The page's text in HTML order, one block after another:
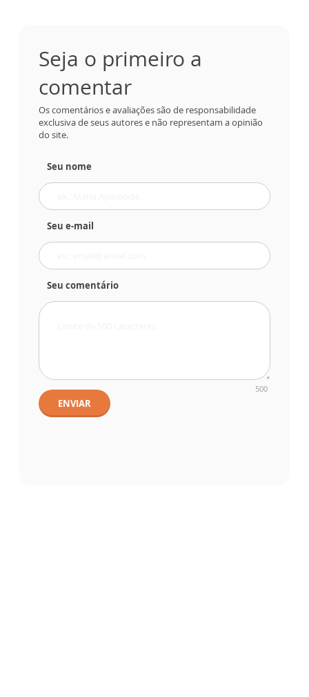
Seja o primeiro a
comentar
Os comentários e avaliações são de responsabilidade
exclusiva de seus autores e não representam a opinião
do site.
Seu nome
Seu e-mail
Seu comentário
500
ENVIAR